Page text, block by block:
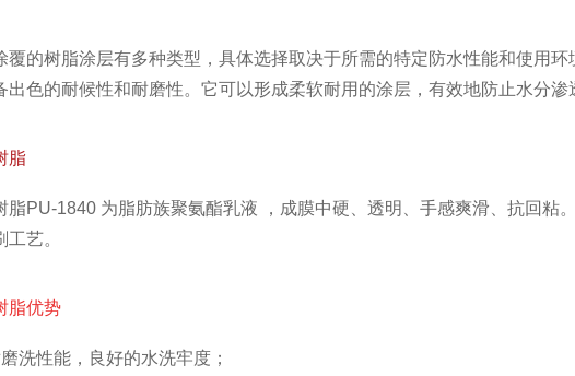
覆的树脂涂层有多种类型，具体选择取决于所需的特定防水性能和使用环
出色的耐候性和耐磨性。它可以形成柔软耐用的涂层，有效地防止水分渗
脂
脂PU-1840 为脂肪族聚氨酯乳液 ，成膜中硬、透明、手感爽滑、抗回粘
艺。
脂优势
洗性能，良好的水洗牢度；